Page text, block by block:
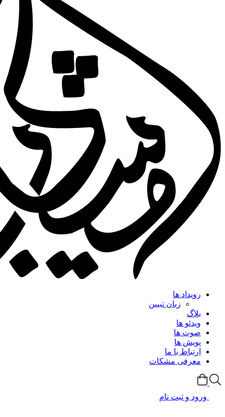
رویداد ها
زبان تبیین
بلاگ
ویدئو ها
صوت ها
پویش ها
ارتباط با ما
معرفی مشکات
ورود و ثبت نام